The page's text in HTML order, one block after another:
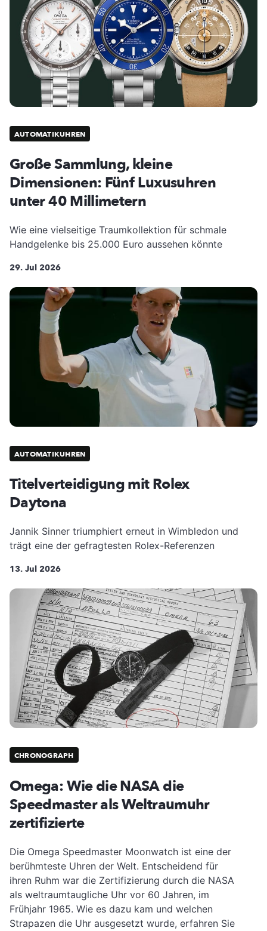
AUTOMATIKUHREN
Große Sammlung, kleine
Dimensionen: Fünf Luxusuhren
unter 40 Millimetern
Wie eine vielseitige Traumkollektion für schmale
Handgelenke bis 25.000 Euro aussehen könnte
29. Jul 2026
AUTOMATIKUHREN
Titelverteidigung mit Rolex
Daytona
Jannik Sinner triumphiert erneut in Wimbledon und
trägt eine der gefragtesten Rolex-Referenzen
13. Jul 2026
CHRONOGRAPH
Omega: Wie die NASA die
Speedmaster als Weltraumuhr
zertifizierte
Die Omega Speedmaster Moonwatch ist eine der
berühmteste Uhren der Welt. Entscheidend für
ihren Ruhm war die Zertifizierung durch die NASA
als weltraumtaugliche Uhr vor 60 Jahren, im
Frühjahr 1965. Wie es dazu kam und welchen
Strapazen die Uhr ausgesetzt wurde, erfahren Sie